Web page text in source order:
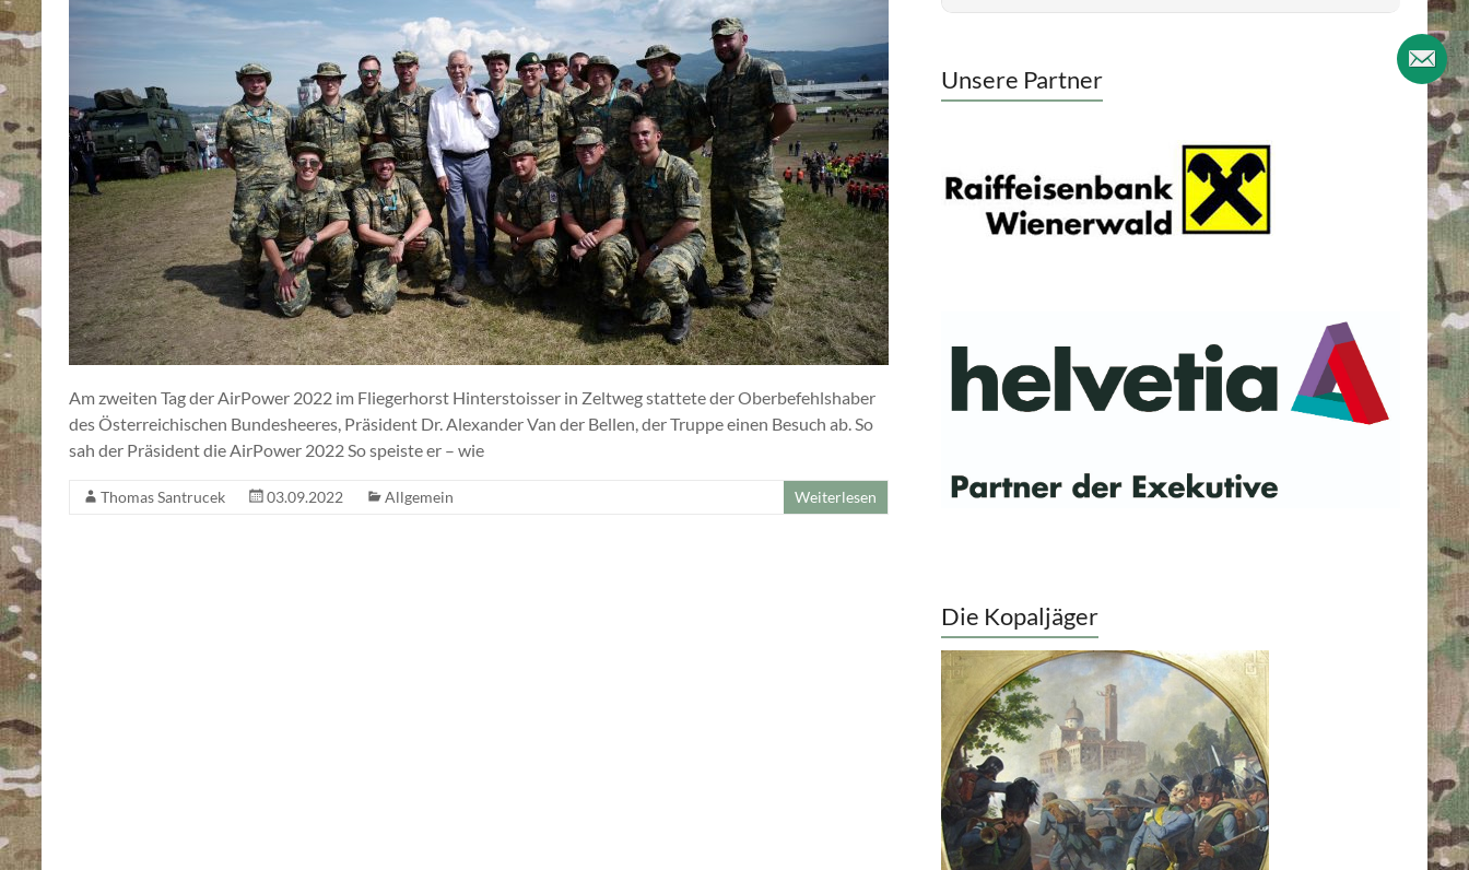
Am zweiten Tag der AirPower 2022 im Fliegerhorst Hinterstoisser in Zeltweg stattete der Oberbefehlshaber
des Österreichischen Bundesheeres, Präsident Dr. Alexander Van der Bellen, der Truppe einen Besuch ab. So
sah der Präsident die AirPower 2022 So speiste er – wie
Thomas Santrucek 03.09.2022 Allgemein Weiterlesen
Unsere Partner
Die Kopaljäger